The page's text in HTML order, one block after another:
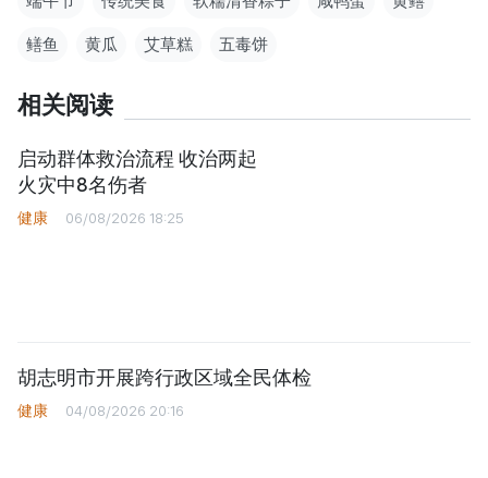
鳝鱼 黄瓜 艾草糕 五毒饼
相关阅读
启动群体救治流程 收治两起
火灾中8名伤者
健康 06/08/2026 18:25
胡志明市开展跨行政区域全民体检
健康 04/08/2026 20:16